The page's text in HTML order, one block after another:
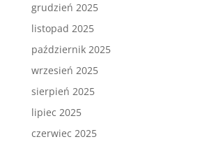
grudzień 2025
listopad 2025
październik 2025
wrzesień 2025
sierpień 2025
lipiec 2025
czerwiec 2025